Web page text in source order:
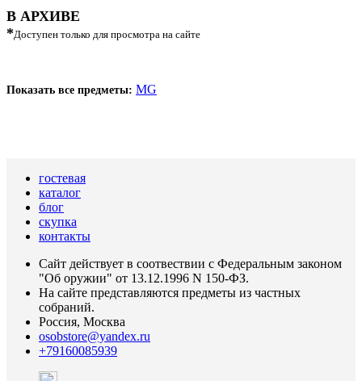
В АРХИВЕ
*Доступен только для просмотра на сайте
Показать все предметы: MG
гостевая
каталог
блог
скупка
контакты
Сайт действует в соотвествии с Федеральным законом
"Об оружии" от 13.12.1996 N 150-ФЗ.
На сайте представляются предметы из частных
собраний.
Россия, Москва
osobstore@yandex.ru
+79160085939